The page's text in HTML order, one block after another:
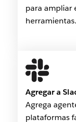
para ampliar
herramientas.
Agregar a
Agrega
plataformas